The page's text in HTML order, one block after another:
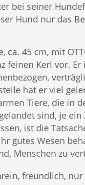
bei seiner
Hund nur das
ca. 45 cm, mit
feinen Kerl vor.
hat er viel
Tiere, die in
sind, je ein
ist die
gutes Wesen
Menschen zu
freundlich,